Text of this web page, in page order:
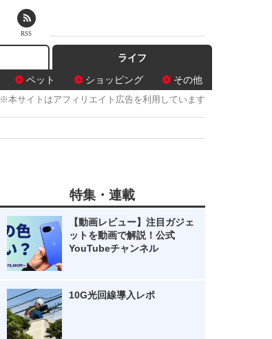
ライフ
ペット ショッピング その他
※本サイトはアフィリエイト広告を利用しています
特集・連載
【動画レビュー】注目ガジェ
ットを動画で解説！公式
YouTubeチャンネル
10G光回線導入レポ
RSS